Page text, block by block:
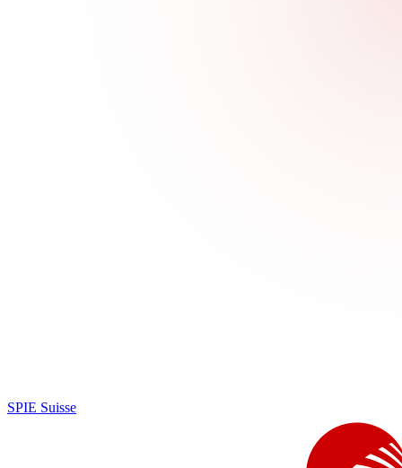
SPIE Suisse